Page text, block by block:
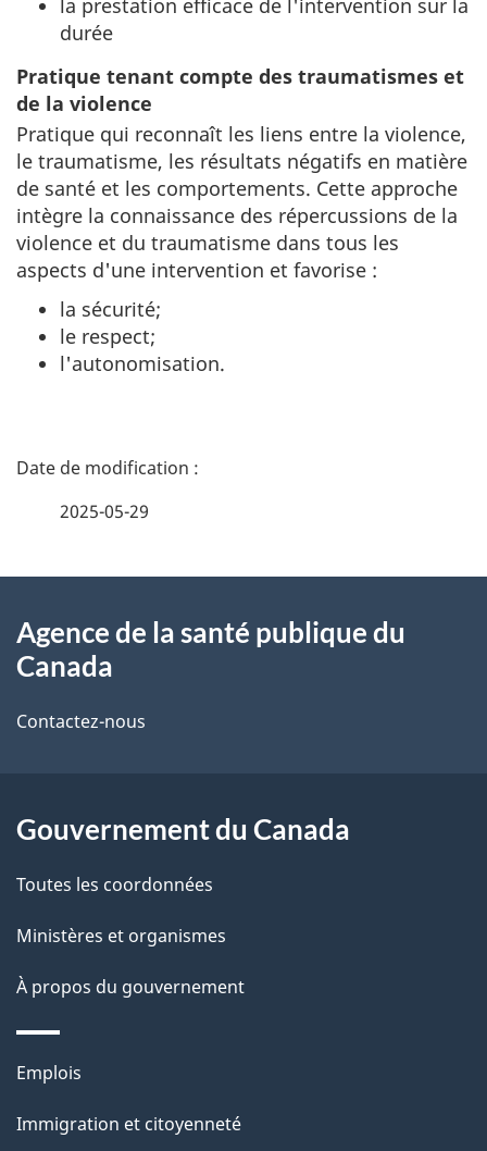
durée
Pratique tenant compte des traumatismes et
de la violence
Pratique qui reconnaît les liens entre la violence,
le traumatisme, les résultats négatifs en matière
de santé et les comportements. Cette approche
intègre la connaissance des répercussions de la
violence et du traumatisme dans tous les
aspects d'une intervention et favorise :
la sécurité;
le respect;
l'autonomisation.
D
i
s
e
l
a
p
a
g
e
2025-05-29
propos
ce
Agence de la santé publique du
Canada
Contactez-nous
Gouvernement du Canada
Toutes les coordonnées
Ministères et organismes
À propos du gouvernement
Thèmes
sujets
Emplois
Immigration et citoyenneté